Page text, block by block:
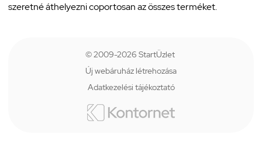
szeretné áthelyezni coportosan az összes terméket.
© 2009-2026 StartÜzlet
Új webáruház létrehozása
Adatkezelési tájékoztató